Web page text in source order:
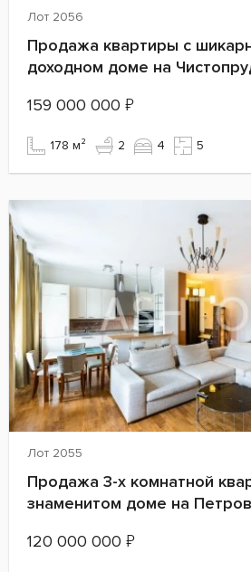
Лот 2056
Продажа квартиры с
доходном доме на
159 000 000 ₽
178 м² 2 4 5
Лот 2055
Продажа 3-х комнатной
знаменитом доме на
120 000 000 ₽